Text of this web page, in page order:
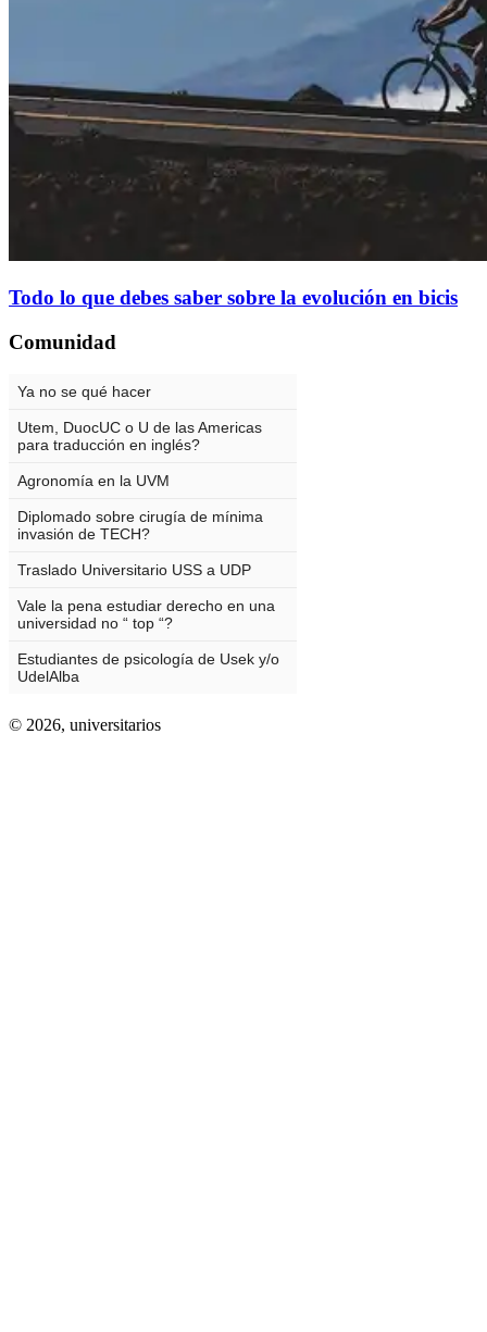
Todo lo que debes saber sobre la evolución en bicis
Comunidad
© 2026, universitarios